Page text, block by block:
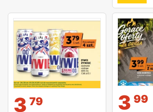
3 79 3 99